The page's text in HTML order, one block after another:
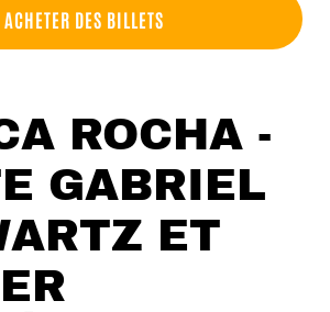
ACHETER DES BILLETS
ROCHA -
GABRIEL
ET